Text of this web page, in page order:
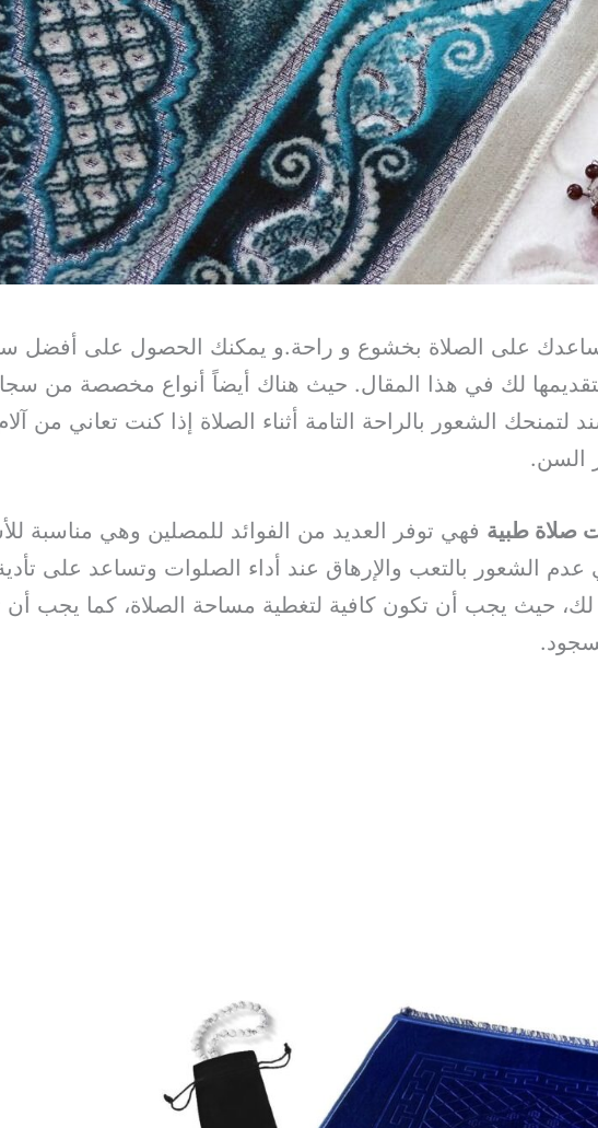
على الصلاة بخشوع و راحة.و يمكنك الحصول على أفضل
لك في هذا المقال. حيث هناك أيضاً أنواع مخصصة من
الشعور بالراحة التامة أثناء الصلاة إذا كنت تعاني من
السن.
صلاة طبية فهي توفر العديد من الفوائد للمصلين وهي مناسبة
الشعور بالتعب والإرهاق عند أداء الصلوات وتساعد على
لك، حيث يجب أن تكون كافية لتغطية مساحة الصلاة، كما يجب